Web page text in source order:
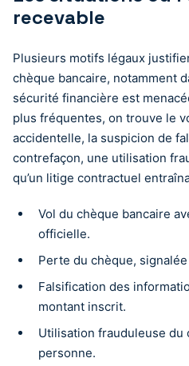
recevable
Plusieurs motifs légaux
chèque bancaire, notamment
sécurité financière est
plus fréquentes, on trouve le
accidentelle, la suspicion de
contrefaçon, une utilisation
qu’un litige contractuel
Vol du chèque bancaire
officielle.
Perte du chèque,
Falsification des
montant inscrit.
Utilisation frauduleuse du
personne.